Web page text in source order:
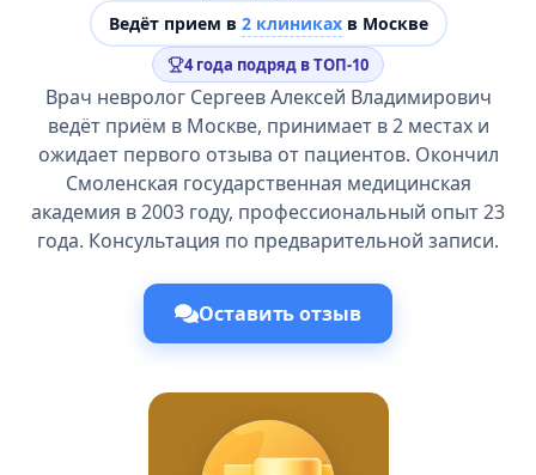
Ведёт прием в 2 клиникахв Москве
4 года подряд в ТОП-10
Врач невролог Сергеев Алексей Владимирович
ведёт приём в Москве, принимает в 2 местах и
ожидает первого отзыва от пациентов. Окончил
Смоленская государственная медицинская
академия в 2003 году, профессиональный опыт 23
года. Консультация по предварительной записи.
Оставить отзыв